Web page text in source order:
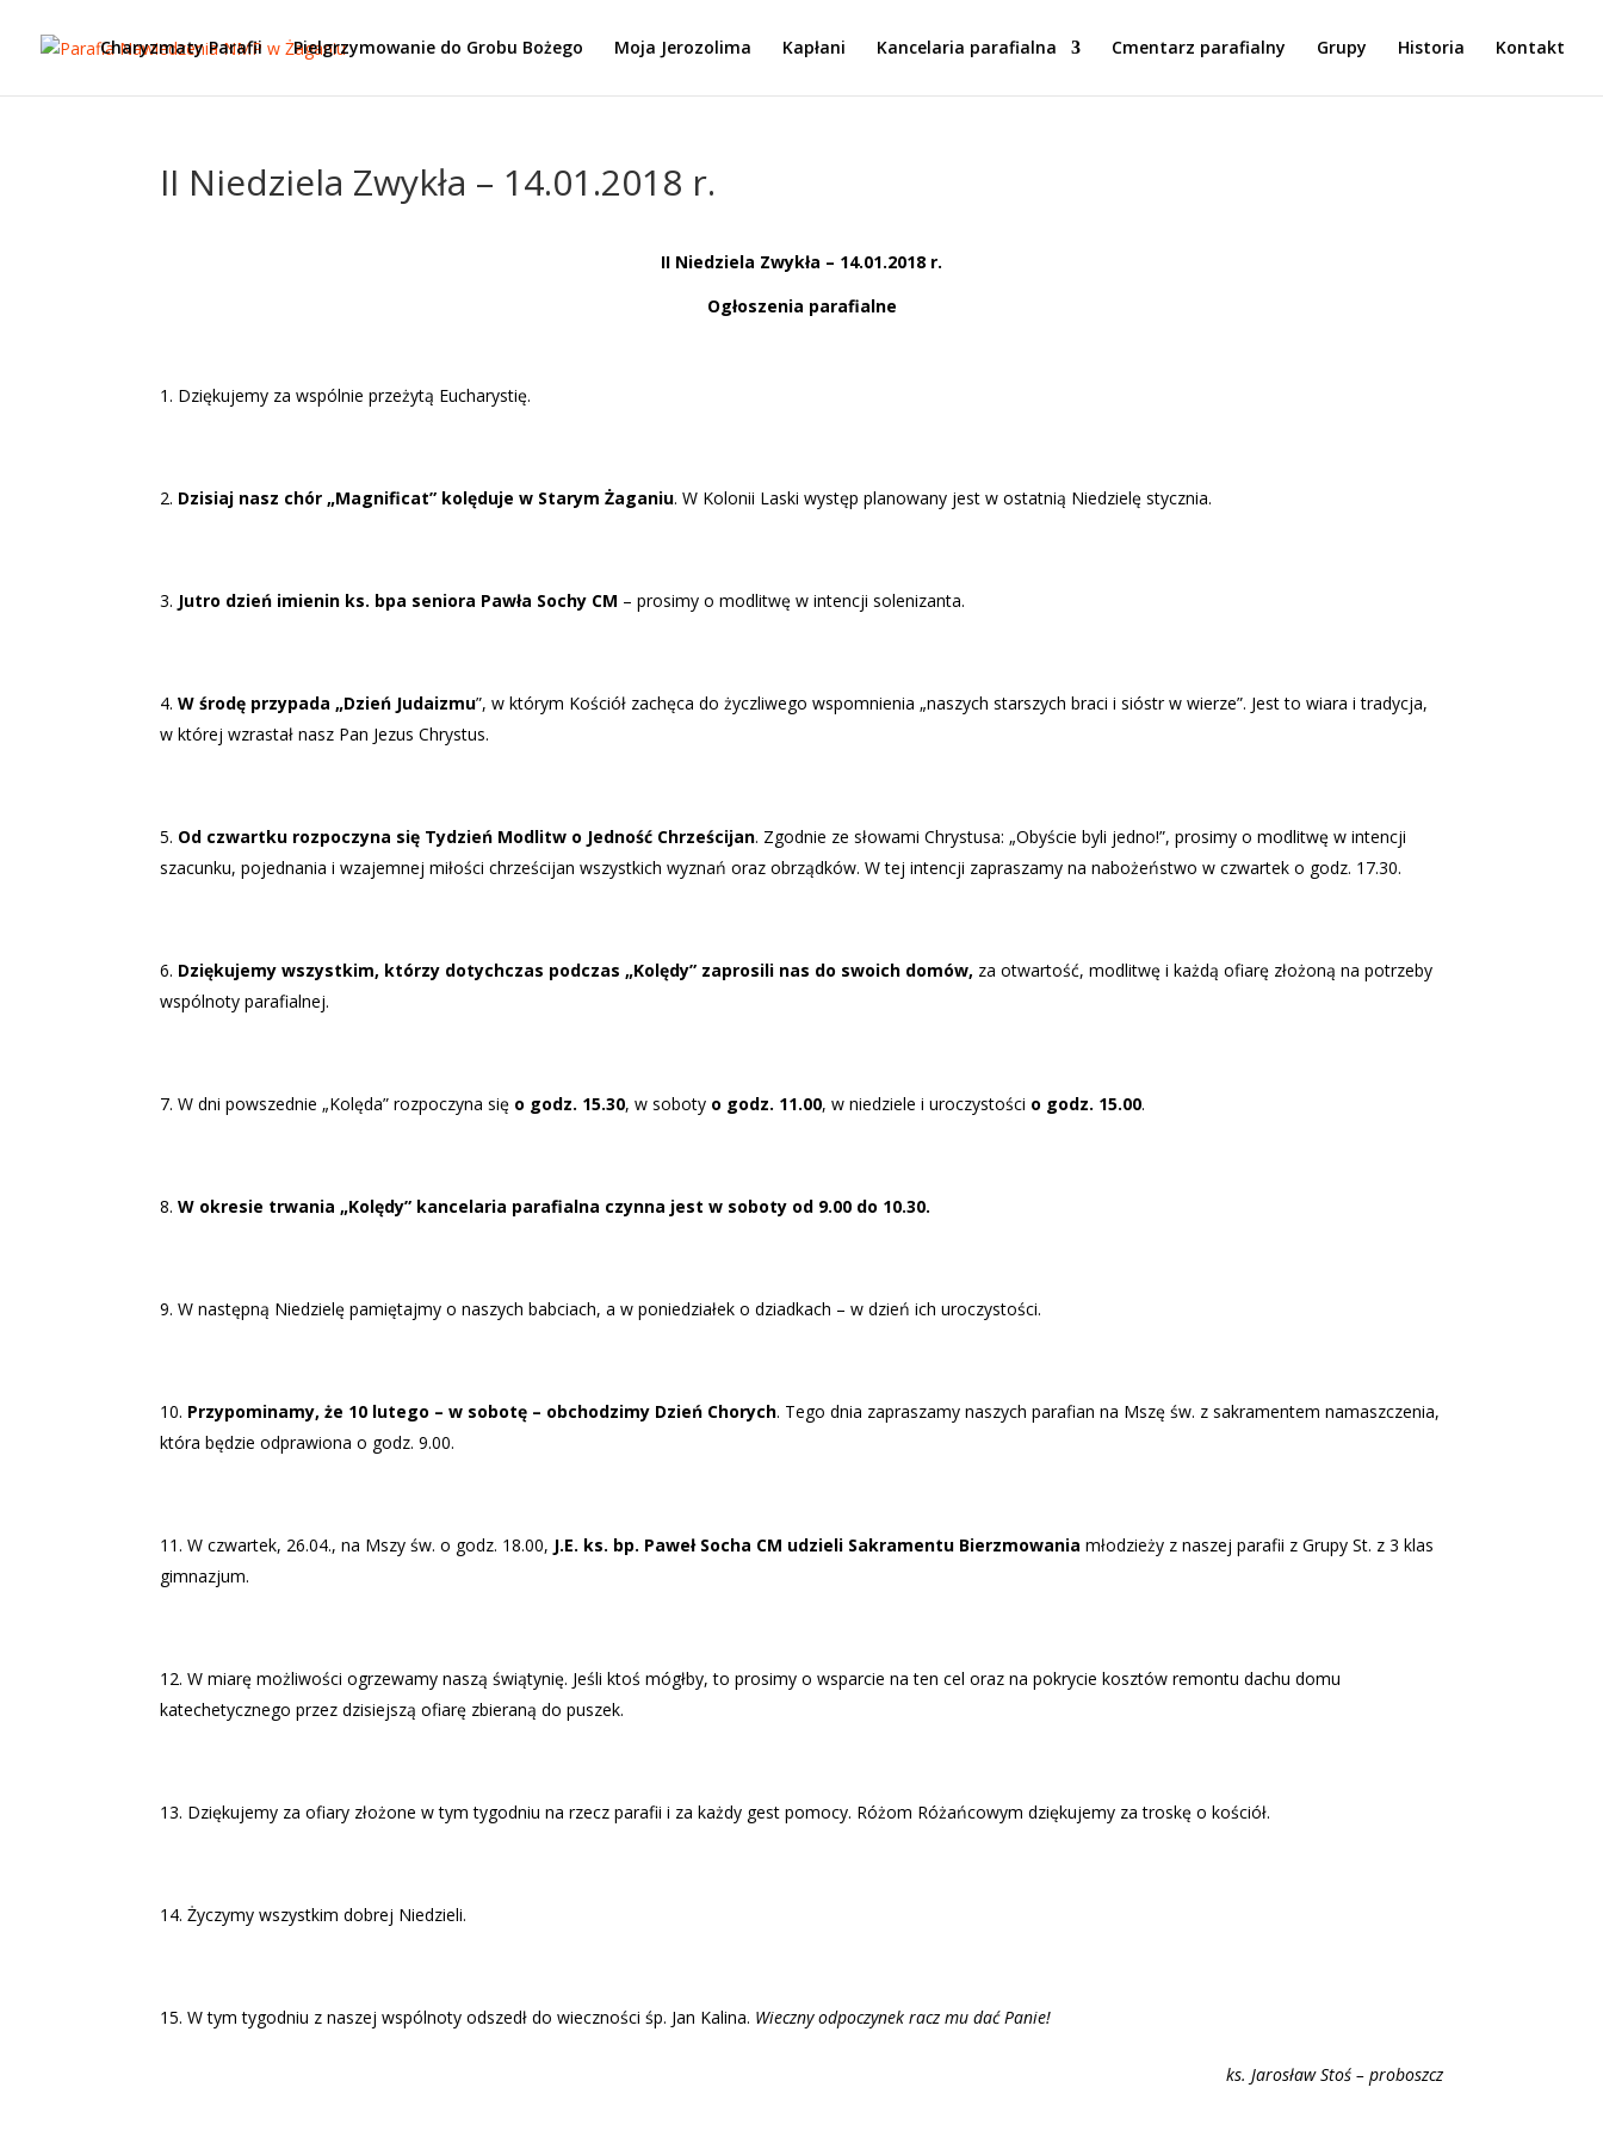
Charyzmaty Parafii Pielgrzymowanie do Grobu Bożego Moja Jerozolima Kapłani Kancelaria parafialna Cmentarz parafialny Grupy Historia Kontakt
II Niedziela Zwykła – 14.01.2018 r.
II Niedziela Zwykła – 14.01.2018 r.
Ogłoszenia parafialne
Dziękujemy za wspólnie przeżytą Eucharystię.
Dzisiaj nasz chór „Magnificat” kolęduje w Starym Żaganiu. W Kolonii Laski występ planowany jest w ostatnią Niedzielę stycznia.
Jutro dzień imienin ks. bpa seniora Pawła Sochy CM – prosimy o modlitwę w intencji solenizanta.
W środę przypada „Dzień Judaizmu”, w którym Kościół zachęca do życzliwego wspomnienia „naszych starszych braci i sióstr w wierze”. Jest to wiara i tradycja,
w której wzrastał nasz Pan Jezus Chrystus.
Od czwartku rozpoczyna się Tydzień Modlitw o Jedność Chrześcijan. Zgodnie ze słowami Chrystusa: „Obyście byli jedno!”, prosimy o modlitwę w intencji
szacunku, pojednania i wzajemnej miłości chrześcijan wszystkich wyznań oraz obrządków. W tej intencji zapraszamy na nabożeństwo w czwartek o godz. 17.30.
Dziękujemy wszystkim, którzy dotychczas podczas „Kolędy” zaprosili nas do swoich domów, za otwartość, modlitwę i każdą ofiarę złożoną na potrzeby
wspólnoty parafialnej.
W dni powszednie „Kolęda” rozpoczyna się o godz. 15.30, w soboty o godz. 11.00, w niedziele i uroczystości o godz. 15.00.
W okresie trwania „Kolędy” kancelaria parafialna czynna jest w soboty od 9.00 do 10.30.
W następną Niedzielę pamiętajmy o naszych babciach, a w poniedziałek o dziadkach – w dzień ich uroczystości.
Przypominamy, że 10 lutego – w sobotę – obchodzimy Dzień Chorych. Tego dnia zapraszamy naszych parafian na Mszę św. z sakramentem namaszczenia,
która będzie odprawiona o godz. 9.00.
W czwartek, 26.04., na Mszy św. o godz. 18.00, J.E. ks. bp. Paweł Socha CM udzieli Sakramentu Bierzmowania młodzieży z naszej parafii z Grupy St. z 3 klas
gimnazjum.
W miarę możliwości ogrzewamy naszą świątynię. Jeśli ktoś mógłby, to prosimy o wsparcie na ten cel oraz na pokrycie kosztów remontu dachu domu
katechetycznego przez dzisiejszą ofiarę zbieraną do puszek.
Dziękujemy za ofiary złożone w tym tygodniu na rzecz parafii i za każdy gest pomocy. Różom Różańcowym dziękujemy za troskę o kościół.
Życzymy wszystkim dobrej Niedzieli.
W tym tygodniu z naszej wspólnoty odszedł do wieczności śp. Jan Kalina. Wieczny odpoczynek racz mu dać Panie!
ks. Jarosław Stoś – proboszcz